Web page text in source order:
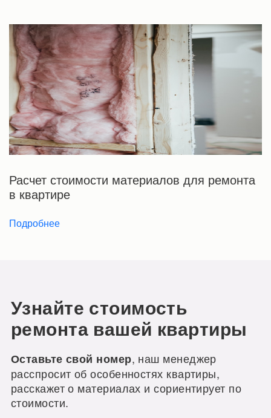
Расчет стоимости материалов для ремонта
в квартире
Подробнее
Узнайте стоимость
ремонта вашей квартиры
Оставьте свой номер, наш менеджер
расспросит об особенностях квартиры,
расскажет о материалах и сориентирует по
стоимости.